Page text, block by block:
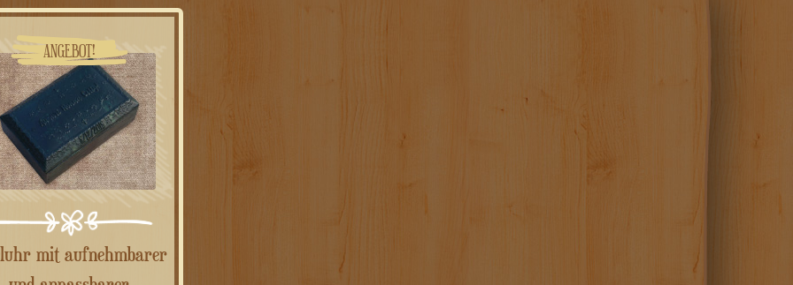
ANGEBOT!